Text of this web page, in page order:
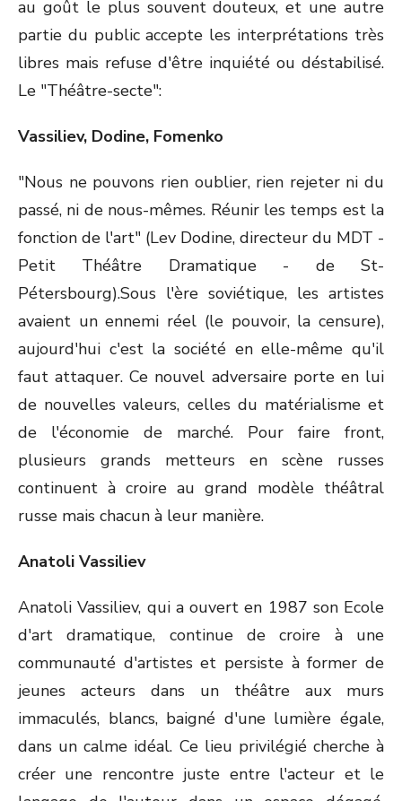
au goût le plus souvent douteux, et une autre
partie du public accepte les interprétations très
libres mais refuse d'être inquiété ou déstabilisé.
Le "Théâtre-secte":
Vassiliev, Dodine, Fomenko
"Nous ne pouvons rien oublier, rien rejeter ni du
passé, ni de nous-mêmes. Réunir les temps est la
fonction de l'art" (Lev Dodine, directeur du MDT -
Petit Théâtre Dramatique - de St-
Pétersbourg).Sous l'ère soviétique, les artistes
avaient un ennemi réel (le pouvoir, la censure),
aujourd'hui c'est la société en elle-même qu'il
faut attaquer. Ce nouvel adversaire porte en lui
de nouvelles valeurs, celles du matérialisme et
de l'économie de marché. Pour faire front,
plusieurs grands metteurs en scène russes
continuent à croire au grand modèle théâtral
russe mais chacun à leur manière.
Anatoli Vassiliev
Anatoli Vassiliev, qui a ouvert en 1987 son Ecole
d'art dramatique, continue de croire à une
communauté d'artistes et persiste à former de
jeunes acteurs dans un théâtre aux murs
immaculés, blancs, baigné d'une lumière égale,
dans un calme idéal. Ce lieu privilégié cherche à
créer une rencontre juste entre l'acteur et le